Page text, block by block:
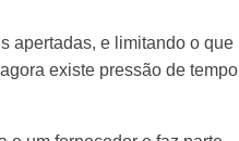
apertadas, e limitando o que
existe pressão de tempo